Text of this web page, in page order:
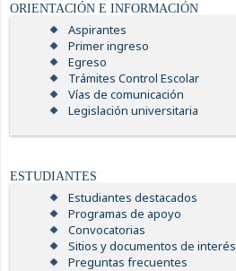
ORIENTACIÓN E INFORMACIÓN
Aspirantes
Primer ingreso
Egreso
Trámites Control Escolar
Vías de comunicación
Legislación universitaria
ESTUDIANTES
Estudiantes destacados
Programas de apoyo
Convocatorias
Sitios y documentos de interés
Preguntas frecuentes